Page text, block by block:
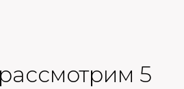
5